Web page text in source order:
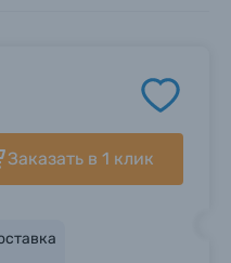
Заказать в 1 клик